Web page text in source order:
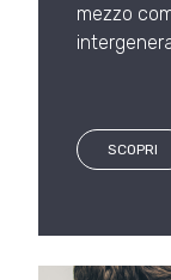
mezzo
SCOPRI